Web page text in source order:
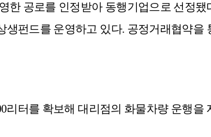
공로를 인정받아 동행기업으로 선정
펀드를 운영하고 있다. 공정거래협약
리터를 확보해 대리점의 화물차량 운행